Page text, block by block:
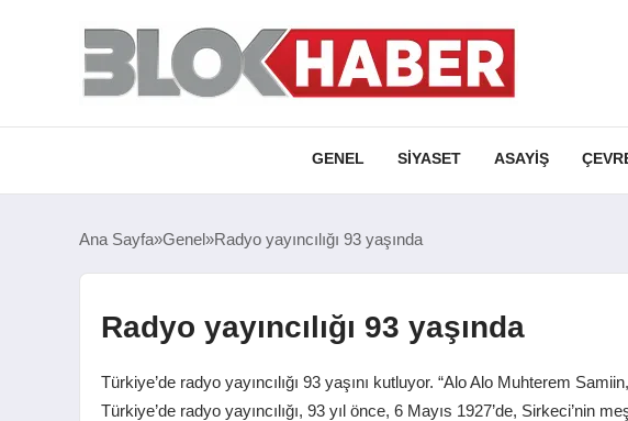
GENEL SIYASET ASAYIŞ
Ana Sayfa Genel Radyo yayıncılığı 93 yaşında
Radyo yayıncılığı 93 yaşında
Türkiye’de radyo yayıncılığı 93 yaşını kutluyor. “Alo Alo Muhterem
Türkiye’de radyo yayıncılığı, 93 yıl önce, 6 Mayıs 1927’de, Sirkeci’nin